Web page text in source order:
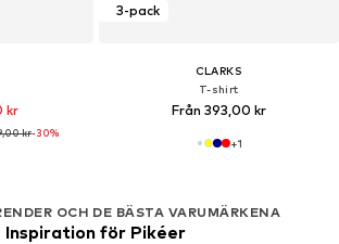
kr
kr-30%
OCH DE BÄSTA VARUMÄRKENA
Inspiration för Pikéer
3-pack
CLARKS
T-shirt
Från 393,00 kr
+1